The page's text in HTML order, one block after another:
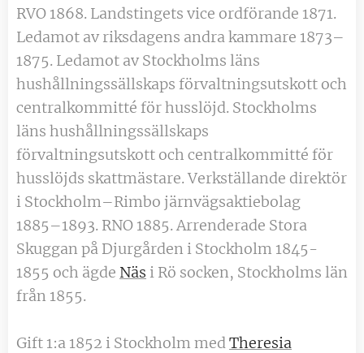
RVO 1868. Landstingets vice ordförande 1871.
Ledamot av riksdagens andra kammare 1873–
1875. Ledamot av Stockholms läns
hushållningssällskaps förvaltningsutskott och
centralkommitté för husslöjd. Stockholms
läns hushållningssällskaps
förvaltningsutskott och centralkommitté för
husslöjds skattmästare. Verkställande direktör
i Stockholm–Rimbo järnvägsaktiebolag
1885–1893. RNO 1885. Arrenderade Stora
Skuggan på Djurgården i Stockholm 1845-
1855 och ägde Näs i Rö socken, Stockholms län
från 1855.
Gift 1:a 1852 i Stockholm medTheresia